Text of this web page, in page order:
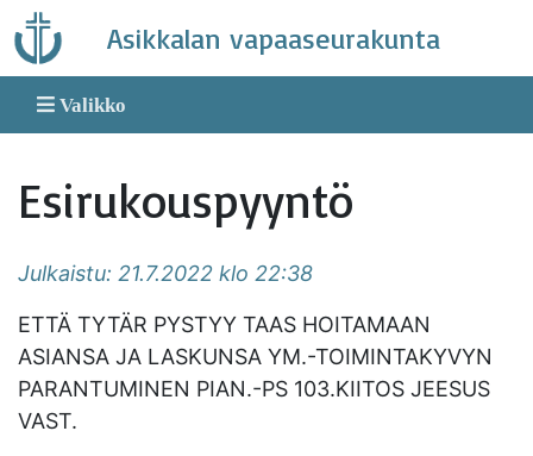
Skip
to
content
Asikkalan vapaaseurakunta
Valikko
Esirukouspyyntö
Julkaistu: 21.7.2022 klo 22:38
ETTÄ TYTÄR PYSTYY TAAS HOITAMAAN
ASIANSA JA LASKUNSA YM.-TOIMINTAKYVYN
PARANTUMINEN PIAN.-PS 103.KIITOS JEESUS
VAST.